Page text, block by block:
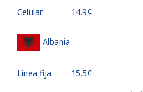
Celular ⁦14.9¢⁩
Albania
Línea fija ⁦15.5¢⁩